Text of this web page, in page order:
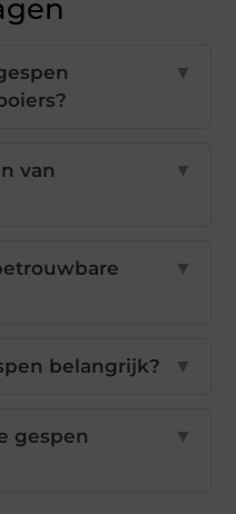
▼
van
▼
▼
belangrijk? ▼
gespen
▼